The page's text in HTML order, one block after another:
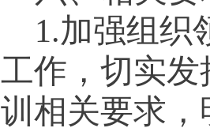
1.加强组织
工作，切实
训相关要求